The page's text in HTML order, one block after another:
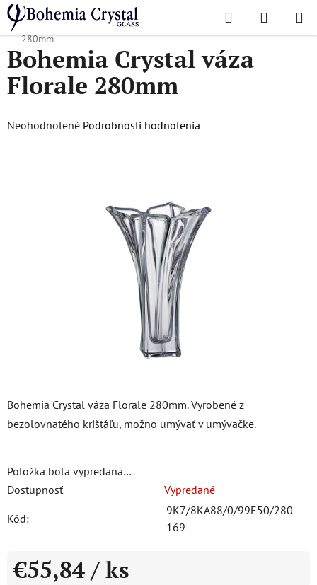
Prejsť
na
obsah
Hľadať
KOŠÍK
Domov
/ Obľúbené kolekcie / Florale
Bohemia Crystal váza Florale
280mm
Bohemia Crystal váza Florale 280mm. Vyrobené z
bezolovnatého krištáľu, možno umývať v umývačke.
Položka bola vypredaná…
Dostupnosť
Vypredané
Kód:
9K7/8KA88/0/99E50/280-
169
€55,84 / ks
Bohemia Crystal váza
Florale 280mm
Priemerné
Neohodnotené Podrobnosti hodnotenia